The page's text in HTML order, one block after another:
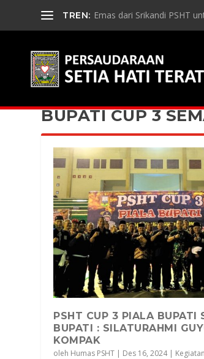
TREN: Emas dari Srikandi PSHT
BUPATI CUP 3
PSHT CUP 3 PIALA BUPATI
BUPATI : SILATURAHMI
KOMPAK
oleh Humas PSHT | Des 16, 2024|